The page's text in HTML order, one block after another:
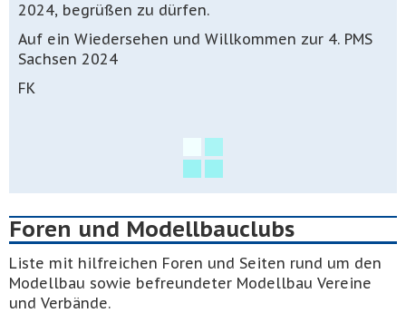
2024, begrüßen zu dürfen.
Auf ein Wiedersehen und Willkommen zur 4. PMS
Sachsen 2024
FK
Foren und Modellbauclubs
Liste mit hilfreichen Foren und Seiten rund um den
Modellbau sowie befreundeter Modellbau Vereine
und Verbände.